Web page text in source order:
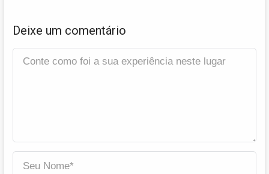
Deixe um comentário